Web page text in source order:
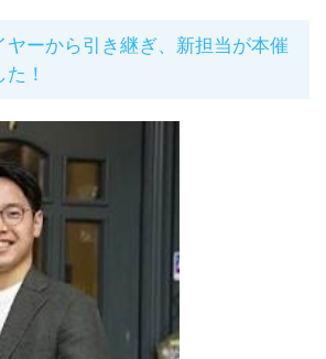
ヤーから引き継ぎ、新担当が本催
！